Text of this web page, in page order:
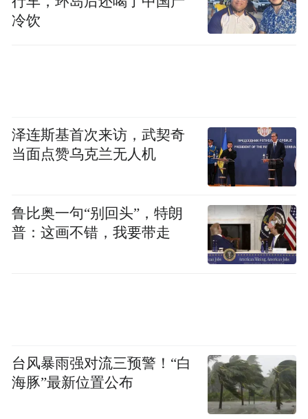
冷饮
泽连斯基首次来访，武契奇
当面点赞乌克兰无人机
鲁比奥一句“别回头”，特朗
普：这画不错，我要带走
台风暴雨强对流三预警！“白
海豚”最新位置公布